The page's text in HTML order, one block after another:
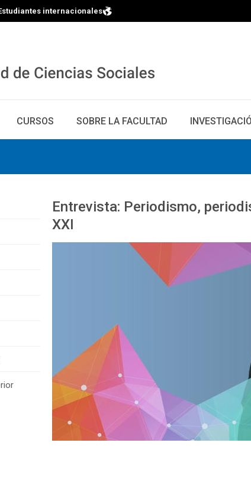
internacionales
CURSOS SOBRE LA FACULTAD
Entrevista: Periodismo,
XXI